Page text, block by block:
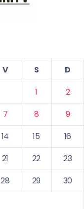
V S
D
1
2
7 8
9
14 15
16
21 22
23
28 29
30